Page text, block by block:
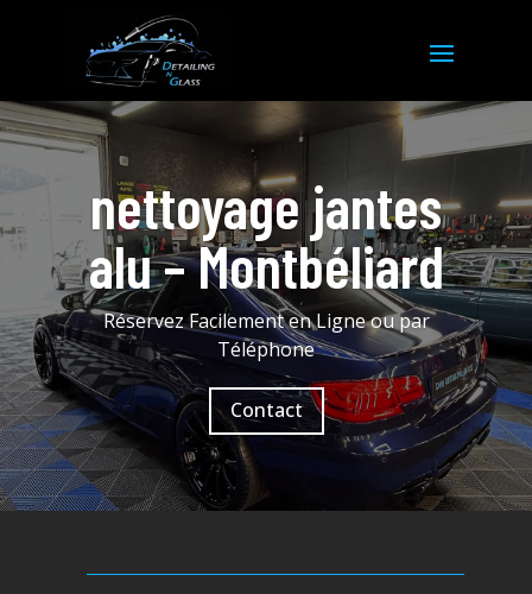
nettoyage jantes
alu – Montbéliard
Réservez Facilement en Ligne ou par
Téléphone
Contact